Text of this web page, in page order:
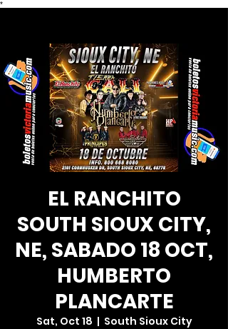
*
EL RANCHITO
SOUTH SIOUX CITY,
NE, SABADO 18 OCT,
HUMBERTO
PLANCARTE
Sat, Oct 18
  |
South Sioux City